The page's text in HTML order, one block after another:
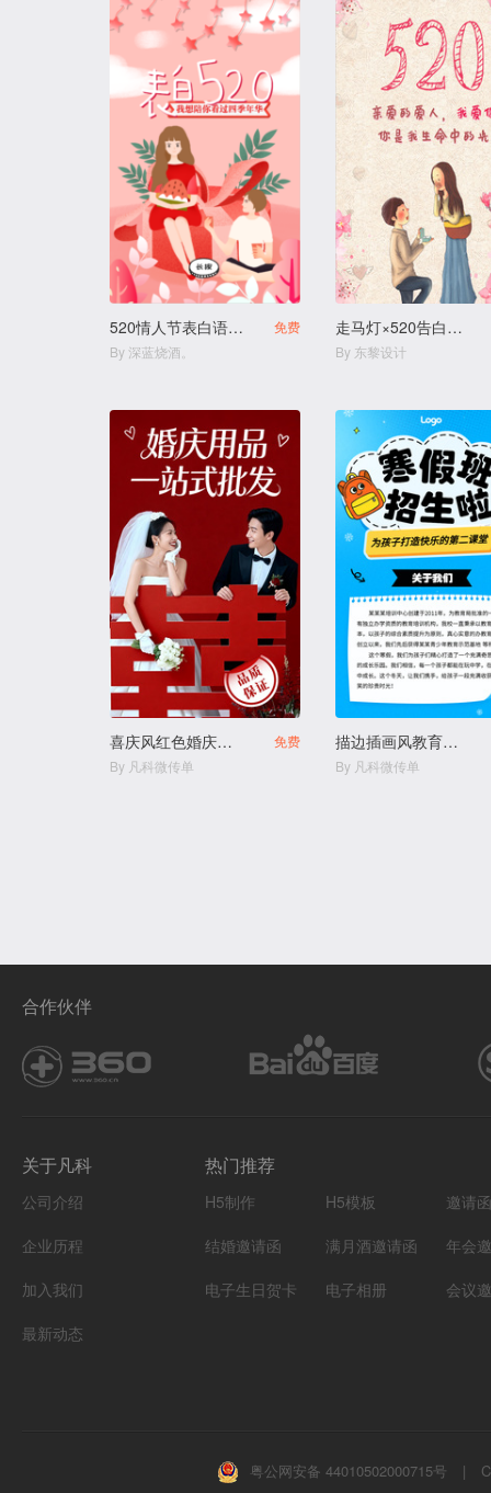
520情人节表白语录商家宣传H5
免费
By 深蓝烧酒。
走马灯×520告白模板电子贺卡
By 东黎设计
喜庆风红色婚庆用品结婚用品店
免费
By 凡科微传单
描边插画风教育培训幼小衔接寒假班拼团生宣传
By 凡科微传单
合作伙伴
关于凡科
公司介绍
企业历程
加入我们
最新动态
热门推荐
H5制作 H5模板
邀请
结婚邀请函
满月酒邀请函
年会
电子生日贺卡
电子相册 会议
粤公网安备 44010502000715号 |